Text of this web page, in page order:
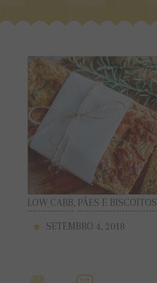
LOW CARB, PÃES E BISCOITOS
SETEMBRO 4, 2018